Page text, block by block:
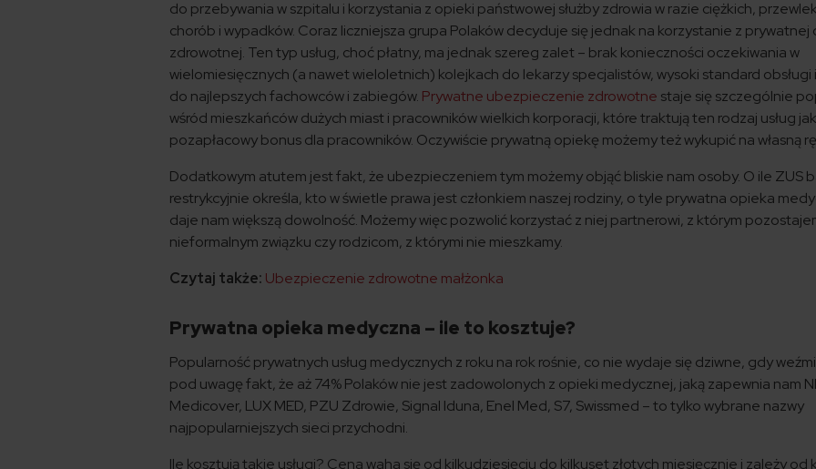
do przebywania w szpitalu i korzystania z opieki państwowej służby zdrowia w razie ciężkich,
chorób i wypadków. Coraz liczniejsza grupa Polaków decyduje się jednak na korzystanie z prywatnej
zdrowotnej. Ten typ usług, choć płatny, ma jednak szereg zalet – brak konieczności oczekiwania w
wielomiesięcznych (a nawet wieloletnich) kolejkach do lekarzy specjalistów, wysoki standard
do najlepszych fachowców i zabiegów. Prywatne ubezpieczenie zdrowotne staje się szczególnie
wśród mieszkańców dużych miast i pracowników wielkich korporacji, które traktują ten rodzaj usług
pozapłacowy bonus dla pracowników. Oczywiście prywatną opiekę możemy też wykupić na własną
Dodatkowym atutem jest fakt, że ubezpieczeniem tym możemy objąć bliskie nam osoby. O ile ZUS
restrykcyjnie określa, kto w świetle prawa jest członkiem naszej rodziny, o tyle prywatna opieka
daje nam większą dowolność. Możemy więc pozwolić korzystać z niej partnerowi, z którym
nieformalnym związku czy rodzicom, z którymi nie mieszkamy.
Czytaj także: Ubezpieczenie zdrowotne małżonka
Prywatna opieka medyczna – ile to kosztuje?
Popularność prywatnych usług medycznych z roku na rok rośnie, co nie wydaje się dziwne, gdy
pod uwagę fakt, że aż 74% Polaków nie jest zadowolonych z opieki medycznej, jaką zapewnia nam
Medicover, LUX MED, PZU Zdrowie, Signal Iduna, Enel Med, S7, Swissmed – to tylko wybrane nazwy
najpopularniejszych sieci przychodni.
Ile kosztują takie usługi? Cena waha się od kilkudziesięciu do kilkuset złotych miesięcznie i zależy od